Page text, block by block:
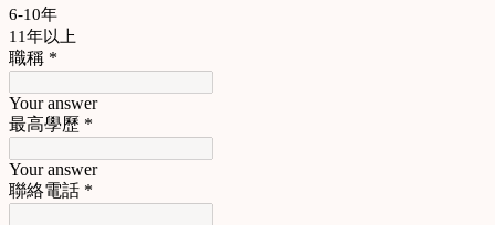
6-10年
11年以上
職稱 *
Your answer
最高學歷 *
Your answer
聯絡電話 *